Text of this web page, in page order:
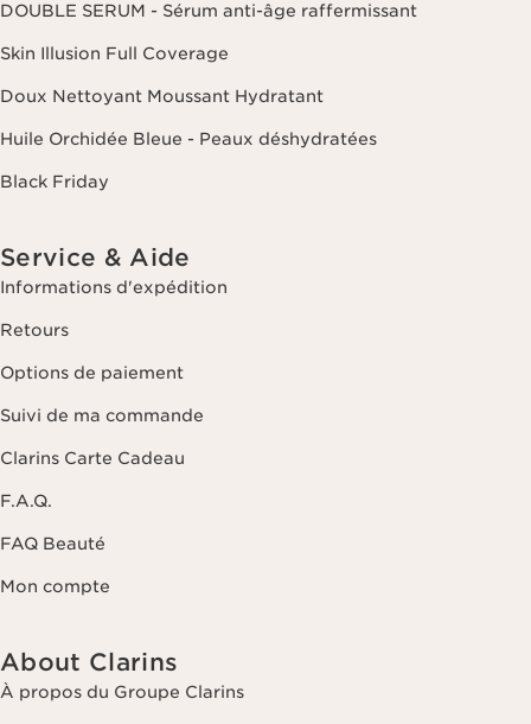
DOUBLE SERUM - Sérum anti-âge raffermissant
Skin Illusion Full Coverage
Doux Nettoyant Moussant Hydratant
Huile Orchidée Bleue - Peaux déshydratées
Black Friday
Service & Aide
Informations d'expédition
Retours
Options de paiement
Suivi de ma commande
Clarins Carte Cadeau
F.A.Q.
FAQ Beauté
Mon compte
About Clarins
À propos du Groupe Clarins